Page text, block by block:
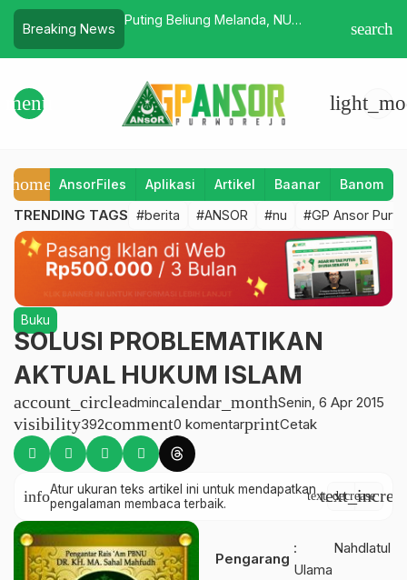
Breaking News
Sosialisasi
dan Intoleran
Puting Beliung Melanda, NU
Ribuan
search
menu
home AnsorFiles Aplikasi Artikel Baanar Banom
TRENDING TAGS #berita #ANSOR #nu #GP Ansor
Buku
SOLUSI PROBLEMATIKAN
AKTUAL HUKUM ISLAM
account_circleadmincalendar_monthSenin, 6 Apr 2015
visibility392comment0 komentarprintCetak
infoAtur ukuran teks artikel ini untuk mendapatkan
pengalaman membaca terbaik.
text_decrease
Pengarang
: Nahdlatul
Ulama